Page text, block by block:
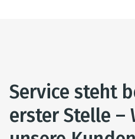
Service steht
erster Stelle –